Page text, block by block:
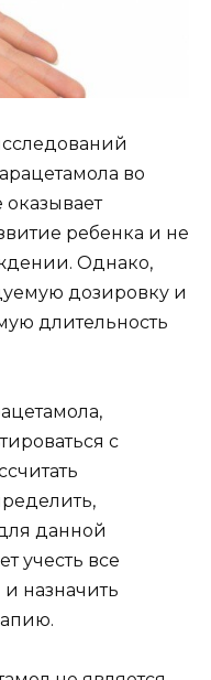
во
ребенка и не
Однако,
дозировку и
длительность
с
данной
учесть все
назначить